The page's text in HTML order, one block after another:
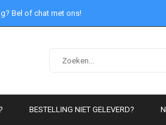
Bel of chat met ons!
BESTELLING NIET GELEVERD?